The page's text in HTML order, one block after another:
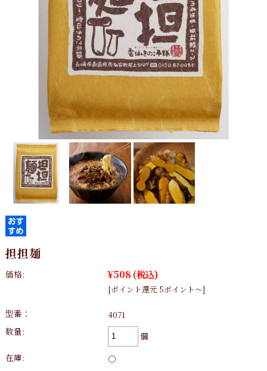
担担麺
価格: ¥508 (税込)
[ポイント還元 5ポイント～]
型番：
4071
数量:
個
在庫:
○